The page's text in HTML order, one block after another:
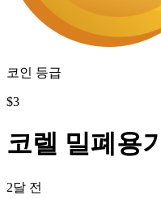
코인 등급
$3
코렐 밀폐용
2달 전